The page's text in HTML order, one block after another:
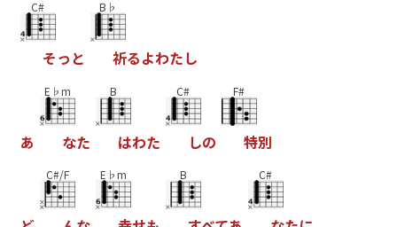
C#
そっ と
B♭
祈るよわたし
あ
E♭m
なた
B
はわた
C#
しの
F#
特別
C#/F E♭m B C#